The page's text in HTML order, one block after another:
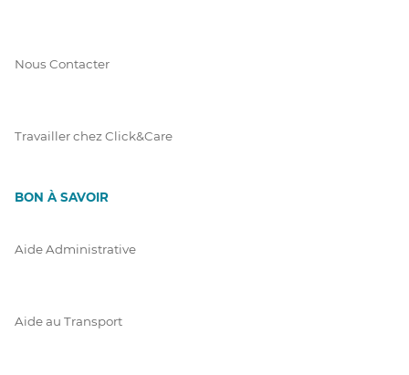
Nous Contacter
Travailler chez Click&Care
BON À SAVOIR
Aide Administrative
Aide au Transport